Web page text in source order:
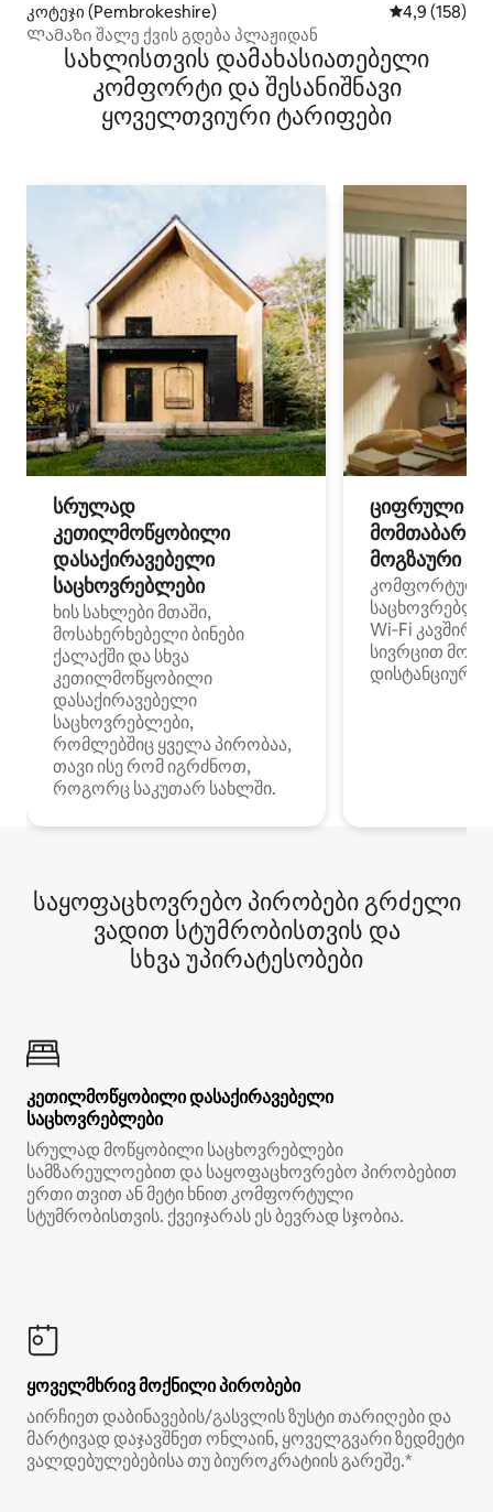
კოტეჯი (Pembrokeshire) საშუალო
4,9 (158)
Ლამაზი შალე ქვის გდება პლაჟიდან
სახლისთვის დამახასიათებელი
კომფორტი და შესანიშნავი
ყოველთვიური ტარიფები
სრულად
კეთილმოწყობილი
დასაქირავებელი
საცხოვრებლები
ხის სახლები მთაში,
მოსახერხებელი ბინები
ქალაქში და სხვა
კეთილმოწყობილი
დასაქირავებელი
საცხოვრებლები,
რომლებშიც ყველა პირობაა,
თავი ისე რომ იგრძნოთ,
როგორც საკუთარ სახლში.
ციფრული
მოგზაური
კომფორტული
Wi‑Fi
სივრცით
დისტანციური
საყოფაცხოვრებო პირობები გრძელი
ვადით სტუმრობისთვის და
სხვა უპირატესობები
კეთილმოწყობილი დასაქირავებელი
საცხოვრებლები
სრულად მოწყობილი საცხოვრებლები
სამზარეულოებით და საყოფაცხოვრებო პირობებით
ერთი თვით ან მეტი ხნით კომფორტული
სტუმრობისთვის. ქვეიჯარას ეს ბევრად სჯობია.
ყოველმხრივ მოქნილი პირობები
აირჩიეთ დაბინავების/გასვლის ზუსტი თარიღები და
მარტივად დაჯავშნეთ ონლაინ, ყოველგვარი ზედმეტი
ვალდებულებებისა თუ ბიუროკრატიის გარეშე.*